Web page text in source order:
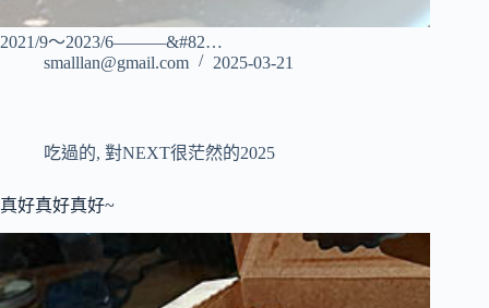
2021/9～2023/6———&#82…
smalllan@gmail.com
2025-03-21
吃過的, 對NEXT很茫然的2025
真好真好真好~